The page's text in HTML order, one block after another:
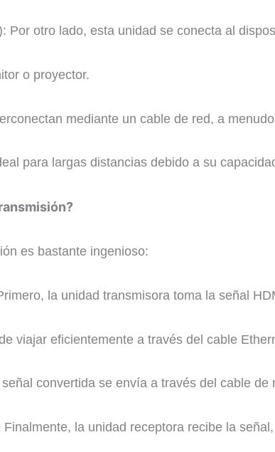
Por otro lado, esta unidad se conecta al
o proyector.
mediante un cable de red, a
para largas distancias debido a su
es bastante ingenioso:
la unidad transmisora toma la señal
viajar eficientemente a través del cable
convertida se envía a través del cable de
la unidad receptora recibe la señal,